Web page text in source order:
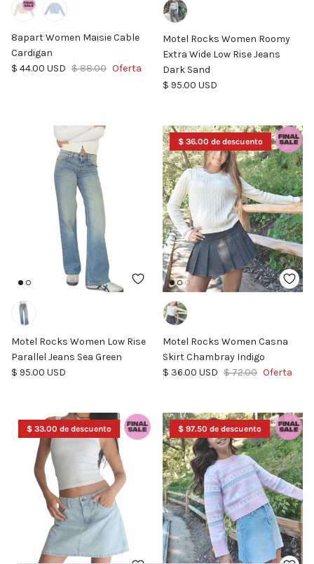
8apart Women Maisie Cable
Cardigan
Precio de venta
$ 44.00 USD Precio normal
$ 88.00 Oferta
Motel Rocks Women Roomy
Extra Wide Low Rise Jeans
Dark Sand
Precio normal
$ 95.00 USD
Motel Rocks Women Low Rise
Parallel Jeans Sea Green
Precio normal
$ 95.00 USD
$ 36.00 de descuento
Motel Rocks Women Casna
Skirt Chambray Indigo
Precio de venta
$ 36.00 USD Precio normal
$ 72.00 Oferta
$ 33.00 de descuento $ 97.50 de descuento